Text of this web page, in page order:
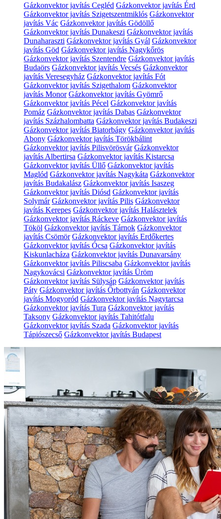
Gázkonvektor javítás Cegléd Gázkonvektor javítás Érd
Gázkonvektor javítás Szigetszentmiklós Gázkonvektor
javítás Vác Gázkonvektor javítás Gödöllő
Gázkonvektor javítás Dunakeszi Gázkonvektor javítás
Dunaharaszti Gázkonvektor javítás Gyál Gázkonvektor
javítás Göd Gázkonvektor javítás Nagykőrös
Gázkonvektor javítás Szentendre Gázkonvektor javítás
Budaörs Gázkonvektor javítás Vecsés Gázkonvektor
javítás Veresegyház Gázkonvektor javítás Fót
Gázkonvektor javítás Szigethalom Gázkonvektor
javítás Monor Gázkonvektor javítás Gyömrő
Gázkonvektor javítás Pécel Gázkonvektor javítás
Pomáz Gázkonvektor javítás Dabas Gázkonvektor
javítás Százhalombatta Gázkonvektor javítás Budakeszi
Gázkonvektor javítás Biatorbágy Gázkonvektor javítás
Abony Gázkonvektor javítás Törökbálint
Gázkonvektor javítás Pilisvörösvár Gázkonvektor
javítás Albertirsa Gázkonvektor javítás Kistarcsa
Gázkonvektor javítás Üllő Gázkonvektor javítás
Maglód Gázkonvektor javítás Nagykáta Gázkonvektor
javítás Budakalász Gázkonvektor javítás Isaszeg
Gázkonvektor javítás Diósd Gázkonvektor javítás
Solymár Gázkonvektor javítás Pilis Gázkonvektor
javítás Kerepes Gázkonvektor javítás Halásztelek
Gázkonvektor javítás Ráckeve Gázkonvektor javítás
Tököl Gázkonvektor javítás Tárnok Gázkonvektor
javítás Csömör Gázkonvektor javítás Erdőkertes
Gázkonvektor javítás Ócsa Gázkonvektor javítás
Kiskunlacháza Gázkonvektor javítás Dunavarsány
Gázkonvektor javítás Piliscsaba Gázkonvektor javítás
Nagykovácsi Gázkonvektor javítás Üröm
Gázkonvektor javítás Sülysáp Gázkonvektor javítás
Páty Gázkonvektor javítás Őrbottyán Gázkonvektor
javítás Mogyoród Gázkonvektor javítás Nagytarcsa
Gázkonvektor javítás Tura Gázkonvektor javítás
Taksony Gázkonvektor javítás Tahitótfalu
Gázkonvektor javítás Szada Gázkonvektor javítás
Tápiószecső Gázkonvektor javítás Budapest